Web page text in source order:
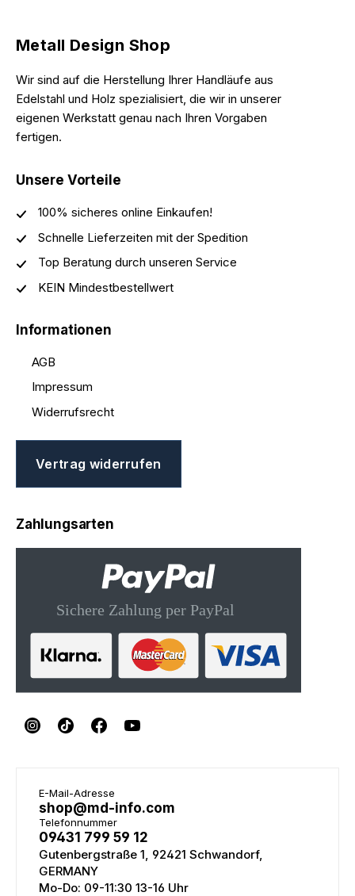
Metall Design Shop
Wir sind auf die Herstellung Ihrer Handläufe aus
Edelstahl und Holz spezialisiert, die wir in unserer
eigenen Werkstatt genau nach Ihren Vorgaben
fertigen.
Unsere Vorteile
100% sicheres online Einkaufen!
Schnelle Lieferzeiten mit der Spedition
Top Beratung durch unseren Service
KEIN Mindestbestellwert
Informationen
AGB
Impressum
Widerrufsrecht
Vertrag widerrufen
Zahlungsarten
E-Mail-Adresse
shop@md-info.com
Telefonnummer
09431 799 59 12
Gutenbergstraße 1, 92421 Schwandorf,
GERMANY
Mo-Do: 09-11:30 13-16 Uhr